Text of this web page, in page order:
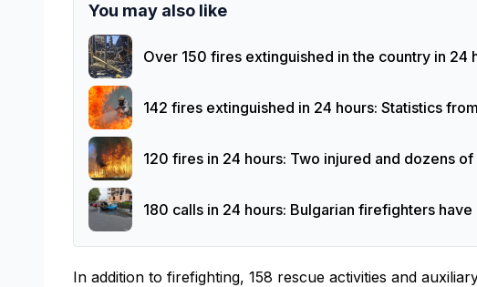
You may also like
Over 150 fires extinguished in the country in 24
142 fires extinguished in 24 hours: Statistics
120 fires in 24 hours: Two injured and dozens
180 calls in 24 hours: Bulgarian firefighters
In addition to firefighting, 158 rescue activities and